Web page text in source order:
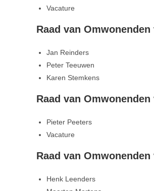
Vacature
Raad van
Jan Reinders
Peter Teeuwen
Karen Stemkens
Raad van
Pieter Peeters
Vacature
Raad van
Henk Leenders